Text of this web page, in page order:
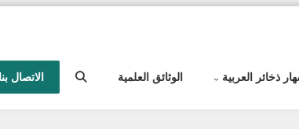
ذخائر العربية الوثائق العلمية الاتصال بنا